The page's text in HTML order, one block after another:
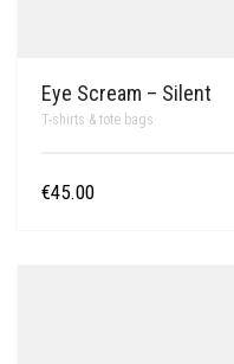
Eye Scream – Silent
T-shirts & tote bags
€45.00